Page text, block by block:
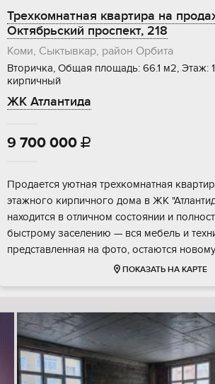
Трехкомнатная квартира на
Октябрьский проспект, 218
Коми, Сыктывкар, район Орбита
Вторичка, Общая площадь: 66.1 м2, Этаж:
кирпичный
ЖК Атлантида
9 700 000 
Продается уютная трехкомнатная
этажного кирпичного дома в ЖК
находится в отличном состоянии и
быстрому заселению — вся мебель и
представленная на фото, остаются
ПОКАЗАТЬ НА КАРТЕ